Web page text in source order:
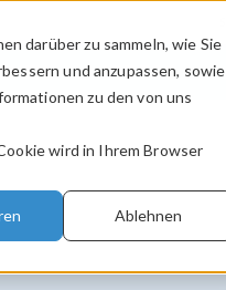
darüber zu sammeln, wie Sie
und anzupassen, sowie
zu den von uns
wird in Ihrem Browser
Ablehnen
VIDEOS